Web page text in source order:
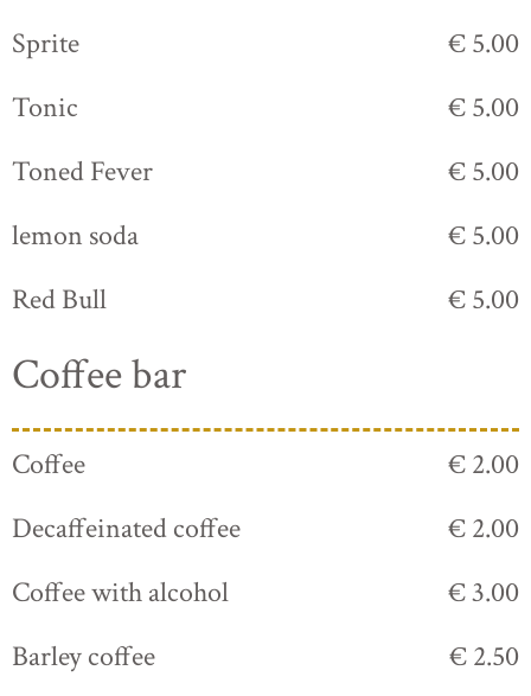
Sprite
€ 5.00
Tonic
€ 5.00
Toned Fever
€ 5.00
lemon soda
€ 5.00
Red Bull
€ 5.00
Coffee bar
Coffee
€ 2.00
Decaffeinated coffee
€ 2.00
Coffee with alcohol
€ 3.00
Barley coffee
€ 2.50